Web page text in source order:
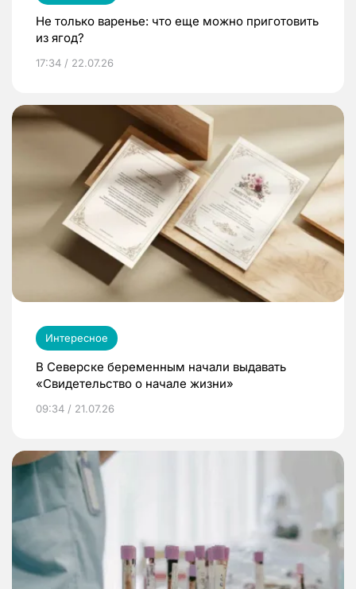
Не только варенье: что еще можно приготовить
из ягод?
17:34 / 22.07.26
Интересное
В Северске беременным начали выдавать
«Свидетельство о начале жизни»
09:34 / 21.07.26